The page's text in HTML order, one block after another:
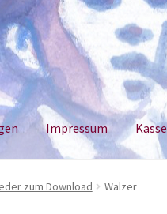
Impressum Kasse
Kasse Mein Konto
zum Download Walzer